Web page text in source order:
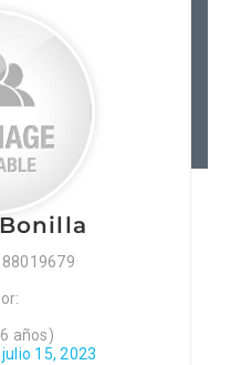
Junta Local Desarrollo
Adiestramientos
Eventos
años)
15, 2023